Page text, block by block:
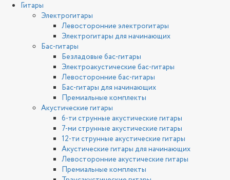
Гитары
Электрогитары
Левосторонние электрогитары
Электрогитары для начинающих
Бас-гитары
Безладовые бас-гитары
Электроакустические бас-гитары
Левосторонние бас-гитары
Бас-гитары для начинающих
Премиальные комплекты
Акустические гитары
6-ти струнные акустические гитары
7-ми струнные акустические гитары
12-ти струнные акустические гитары
Акустические гитары для начинающих
Левосторонние акустические гитары
Премиальные комплекты